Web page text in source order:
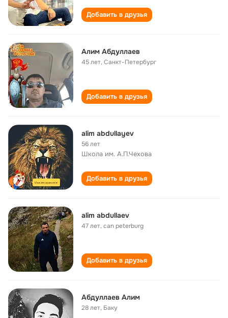
Добавить в друзья
Алим Абдуллаев
45 лет,Санкт-Петербург
Добавить в друзья
alim abdullayev
56 лет
Школа им. А.П.Чехова
Добавить в друзья
alim abdullaev
47 лет,can peterburg
Добавить в друзья
Абдуллаев Алим
28 лет, Баку